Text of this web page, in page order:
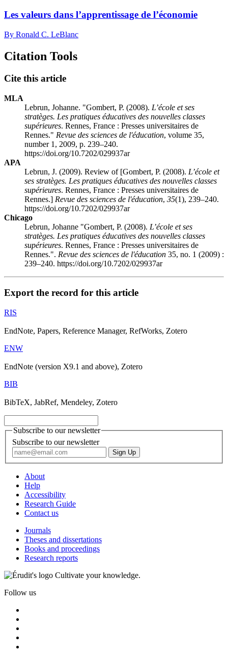
Les valeurs dans l’apprentissage de l’économie
By Ronald C. LeBlanc
Citation Tools
Cite this article
MLA
Lebrun, Johanne. "Gombert, P. (2008). L’école et ses
stratèges. Les pratiques éducatives des nouvelles classes
supérieures. Rennes, France : Presses universitaires de
Rennes." Revue des sciences de l'éducation, volume 35,
number 1, 2009, p. 239–240.
https://doi.org/10.7202/029937ar
APA
Lebrun, J. (2009). Review of [Gombert, P. (2008). L’école et
ses stratèges. Les pratiques éducatives des nouvelles classes
supérieures. Rennes, France : Presses universitaires de
Rennes.] Revue des sciences de l'éducation, 35(1), 239–240.
https://doi.org/10.7202/029937ar
Chicago
Lebrun, Johanne "Gombert, P. (2008). L’école et ses
stratèges. Les pratiques éducatives des nouvelles classes
supérieures. Rennes, France : Presses universitaires de
Rennes.". Revue des sciences de l'éducation 35, no. 1 (2009) :
239–240. https://doi.org/10.7202/029937ar
Export the record for this article
RIS
EndNote, Papers, Reference Manager, RefWorks, Zotero
ENW
EndNote (version X9.1 and above), Zotero
BIB
BibTeX, JabRef, Mendeley, Zotero
Subscribe to our newsletter
Subscribe to our newsletter
About
Help
Accessibility
Research Guide
Contact us
Journals
Theses and dissertations
Books and proceedings
Research reports
Cultivate your knowledge.
Follow us